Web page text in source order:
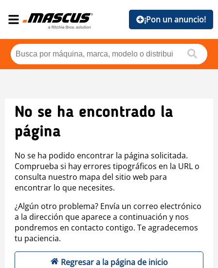
¡Pon un anuncio!
No se ha encontrado la
página
No se ha podido encontrar la página solicitada.
Comprueba si hay errores tipográficos en la URL o
consulta nuestro mapa del sitio web para
encontrar lo que necesites.
¿Algún otro problema? Envía un correo electrónico
a la dirección que aparece a continuación y nos
pondremos en contacto contigo. Te agradecemos
tu paciencia.
Regresar a la página de inicio